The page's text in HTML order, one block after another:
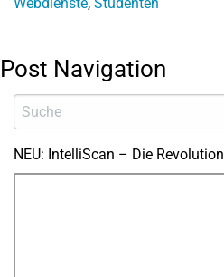
Post Navigation
NEU: IntelliScan – Die